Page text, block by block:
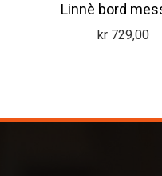
Linnè bord
kr729,00